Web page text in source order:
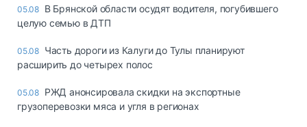
05.08 В Брянской области осудят водителя, погубившего
целую семью в ДТП
05.08 Часть дороги из Калуги до Тулы планируют
расширить до четырех полос
05.08 РЖД анонсировала скидки на экспортные
грузоперевозки мяса и угля в регионах